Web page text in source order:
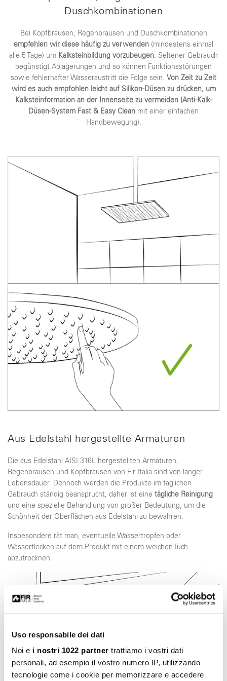
Uso responsabile dei dati
Noi e i nostri 1022 partner trattiamo i vostri dati
personali, ad esempio il vostro numero IP, utilizzando
tecnologie come i cookie per memorizzare e accedere
Duschkombinationen
Bei Kopfbrausen, Regenbrausen und Duschkombinationen
empfehlen wir diese häufig zu verwenden (mindestens einmal
alle 5 Tage) um Kalksteinbildung vorzubeugen. Seltener Gebrauch
begünstigt Ablagerungen und so können Funktionsstörungen
sowie fehlerhafter Wasseraustritt die Folge sein. Von Zeit zu Zeit
wird es auch empfohlen leicht auf Silikon-Düsen zu drücken, um
Kalksteinformation an der Innenseite zu vermeiden (Anti-Kalk-
Düsen-System Fast & Easy Clean mit einer einfachen
Handbewegung).
Aus Edelstahl hergestellte Armaturen
Die aus Edelstahl AISI 316L hergestellten Armaturen,
Regenbrausen und Kopfbrausen von Fir Italia sind von langer
Lebensdauer. Dennoch werden die Produkte im täglichen
Gebrauch ständig beansprucht, daher ist eine tägliche Reinigung
und eine spezielle Behandlung von großer Bedeutung, um die
Schönheit der Oberflächen aus Edelstahl zu bewahren.
Insbesondere rät man, eventuelle Wassertropfen oder
Wasserflecken auf dem Produkt mit einem weichen Tuch
abzutrocknen.